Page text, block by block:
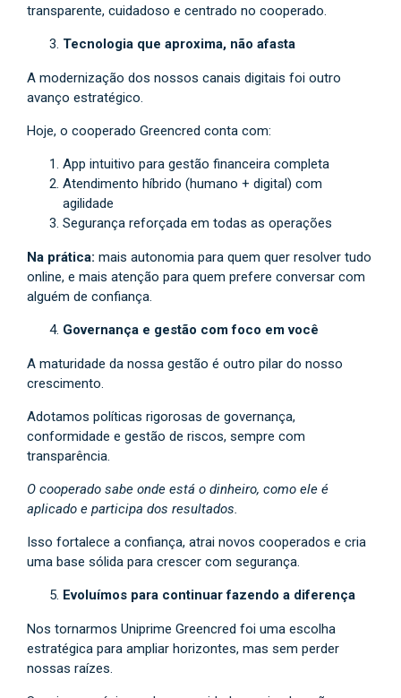
transparente, cuidadoso e centrado no cooperado.
Tecnologia que aproxima, não afasta
A modernização dos nossos canais digitais foi outro
avanço estratégico.
Hoje, o cooperado Greencred conta com:
App intuitivo para gestão financeira completa
Atendimento híbrido (humano + digital) com
agilidade
Segurança reforçada em todas as operações
Na prática: mais autonomia para quem quer resolver tudo
online, e mais atenção para quem prefere conversar com
alguém de confiança.
Governança e gestão com foco em você
A maturidade da nossa gestão é outro pilar do nosso
crescimento.
Adotamos políticas rigorosas de governança,
conformidade e gestão de riscos, sempre com
transparência.
O cooperado sabe onde está o dinheiro, como ele é
aplicado e participa dos resultados.
Isso fortalece a confiança, atrai novos cooperados e cria
uma base sólida para crescer com segurança.
Evoluímos para continuar fazendo a diferença
Nos tornarmos Uniprime Greencred foi uma escolha
estratégica para ampliar horizontes, mas sem perder
nossas raízes.